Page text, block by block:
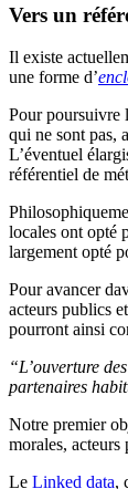
Vers un
Il existe
une forme d’
Pour poursuivre
qui ne sont pas,
L’éventuel
référentiel de
locales ont opté
largement opté
Pour avancer
acteurs publics
pourront ainsi
“L’ouverture
partenaires
Notre premier
morales,
Le Linked data,